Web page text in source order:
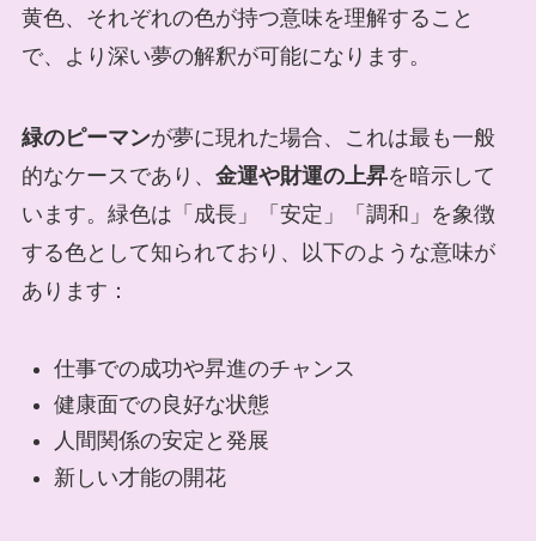
黄色、それぞれの色が持つ意味を理解すること
で、より深い夢の解釈が可能になります。
緑のピーマンが夢に現れた場合、これは最も一般
的なケースであり、 金運や財運の上昇を暗示して
います。緑色は「成長」「安定」「調和」を象徴
する色として知られており、以下のような意味が
あります：
仕事での成功や昇進のチャンス
健康面での良好な状態
人間関係の安定と発展
新しい才能の開花